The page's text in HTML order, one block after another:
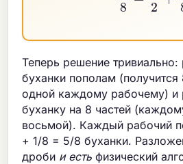
Теперь решение тривиально:
буханки пополам
одной каждому рабочему) и
буханку на 8 частей
восьмой). Каждый рабочий
+ 1/8 = 5/8 буханки.
дроби и есть физический